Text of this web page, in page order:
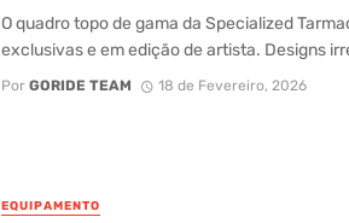
O quadro topo de gama da Specialized
exclusivas e em edição de artista. Designs
Por GORIDE TEAM 18 de Fevereiro, 2026
EQUIPAMENTO